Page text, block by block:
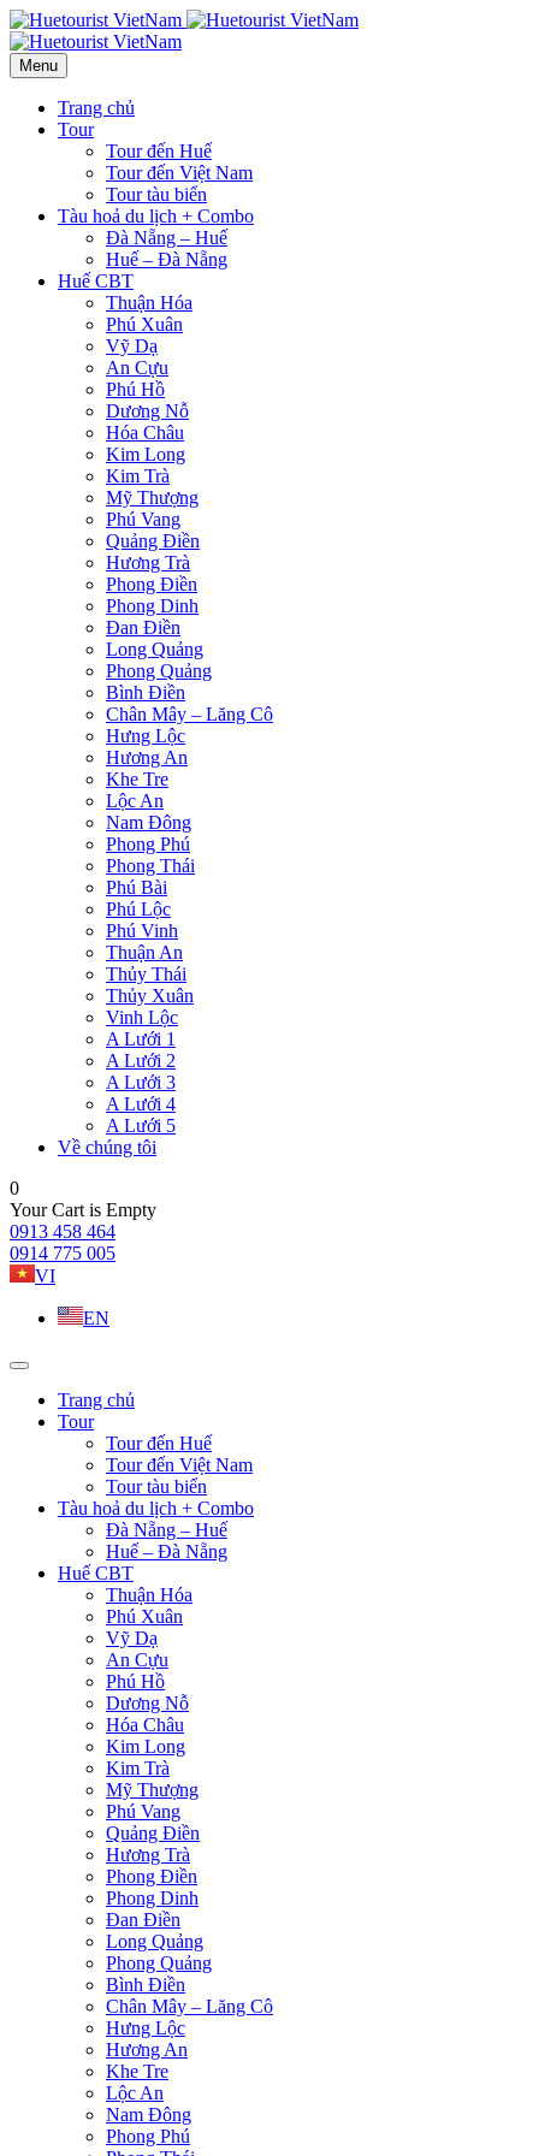
Menu
Trang chủ
Tour
Tour đến Huế
Tour đến Việt Nam
Tour tàu biển
Tàu hoả du lịch + Combo
Đà Nẵng – Huế
Huế – Đà Nẵng
Huế CBT
Thuận Hóa
Phú Xuân
Vỹ Dạ
An Cựu
Phú Hồ
Dương Nỗ
Hóa Châu
Kim Long
Kim Trà
Mỹ Thượng
Phú Vang
Quảng Điền
Hương Trà
Phong Điền
Phong Dinh
Đan Điền
Long Quảng
Phong Quảng
Bình Điền
Chân Mây – Lăng Cô
Hưng Lộc
Hương An
Khe Tre
Lộc An
Nam Đông
Phong Phú
Phong Thái
Phú Bài
Phú Lộc
Phú Vinh
Thuận An
Thủy Thái
Thủy Xuân
Vinh Lộc
A Lưới 1
A Lưới 2
A Lưới 3
A Lưới 4
A Lưới 5
Về chúng tôi
0
Your Cart is Empty
0913 458 464
0914 775 005
VI
EN
Trang chủ
Tour
Tour đến Huế
Tour đến Việt Nam
Tour tàu biển
Tàu hoả du lịch + Combo
Đà Nẵng – Huế
Huế – Đà Nẵng
Huế CBT
Thuận Hóa
Phú Xuân
Vỹ Dạ
An Cựu
Phú Hồ
Dương Nỗ
Hóa Châu
Kim Long
Kim Trà
Mỹ Thượng
Phú Vang
Quảng Điền
Hương Trà
Phong Điền
Phong Dinh
Đan Điền
Long Quảng
Phong Quảng
Bình Điền
Chân Mây – Lăng Cô
Hưng Lộc
Hương An
Khe Tre
Lộc An
Nam Đông
Phong Phú